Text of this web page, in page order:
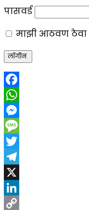
पासवर्ड
माझी आठवण ठेवा
Facebook
WhatsApp
Messenger
Message
Twitter
Telegram
X
LinkedIn